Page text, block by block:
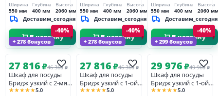
браун/ серый 7012
Ширина
550 мм
Глубина
400 мм
Высота
2060 мм
Доставим_сегодня
В корзину
белый лак
Ширина
550 мм
Глубина
400 мм
Высота
2060 мм
Доставим_сегодня
В корзину
серый 7012
Ширина
550 мм
Глубина
400 мм
Высота
2060 мм
Доставим_сегодня
В корзину
+ 278 бонусов
-40%
27 816₽46 360 ₽
Шкаф для посуды
Бридж узкий с 2-мя
стеклянными
★★★★★5.0
+ 278 бонусов
-40%
27 816₽46 360 ₽
Шкаф для посуды
Бридж узкий с 1-ой
стеклянной дверью и
★★★★★5.0
+ 299 бонусов
-40%
29 976₽49 960 ₽
Шкаф для посуды
Бридж узкий с 1-ой
стеклянной дверью и
★★★★★5.0